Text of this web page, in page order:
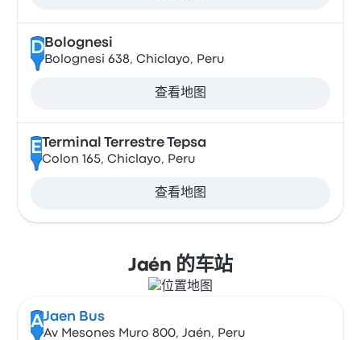
DBolognesi
Bolognesi 638, Chiclayo, Peru
查看地图
E Terminal Terrestre Tepsa
Colon 165, Chiclayo, Peru
查看地图
Jaén 的车站
AJaen Bus
Av Mesones Muro 800, Jaén, Peru